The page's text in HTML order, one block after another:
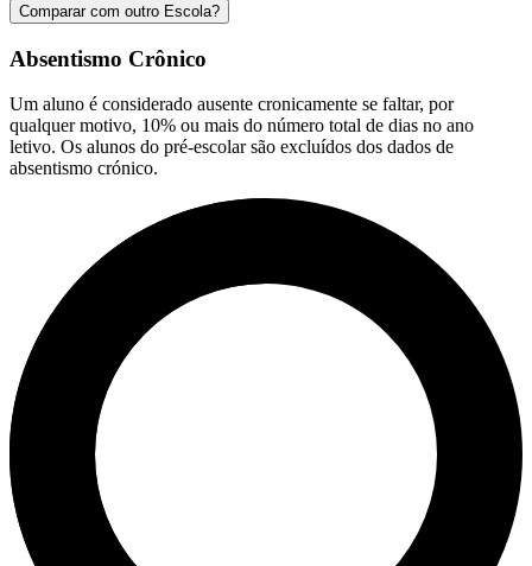
Comparar com outro Escola?
Absentismo Crônico
Um aluno é considerado ausente cronicamente se faltar, por
qualquer motivo, 10% ou mais do número total de dias no ano
letivo. Os alunos do pré-escolar são excluídos dos dados de
absentismo crónico.